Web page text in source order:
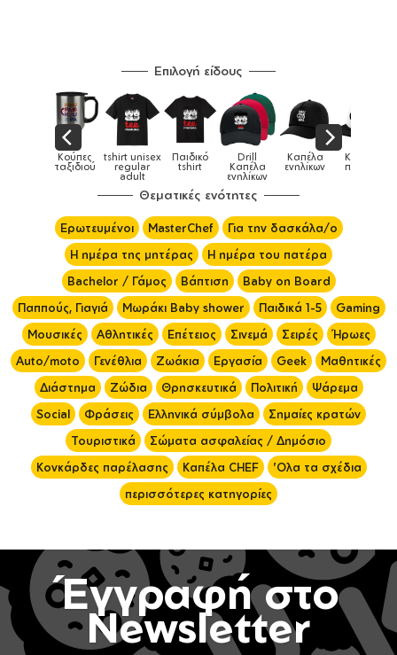
Επιλογή είδους
Drill
Καπέλα
ενηλίκων
Καπέλα
ενηλίκων
Καπέλα
παιδικά Κούπες Κούπες
ειδικές
Θεματικές ενότητες
Ερωτευμένοι MasterChef
Για την δασκάλα/ο
Η ημέρα της μητέρας
Η ημέρα του πατέρα
Bachelor / Γάμος
Βάπτιση
Baby on Board
Παππούς, Γιαγιά
Μωράκι Baby shower Παιδικά 1-5
Gaming
Μουσικές
Αθλητικές Επέτειος Σινεμά Σειρές
Ήρωες
Auto/moto
Γενέθλια Ζωάκια Εργασία Geek
Μαθητικές
Διάστημα
Ζώδια Θρησκευτικά Πολιτική
Ψάρεμα
Social
Φράσεις Ελληνικά σύμβολα
Σημαίες κρατών
Τουριστικά
Σώματα ασφαλείας / Δημόσιο
Κονκάρδες παρέλασης
Καπέλα CHEF
'Ολα τα σχέδια
περισσότερες κατηγορίες
Έγγραφή στο
Newsletter